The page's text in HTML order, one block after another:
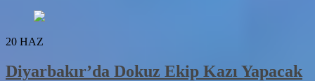
Listesine
20 HAZ
Diyarbakır’da Dokuz Ekip Kazı Yapacak